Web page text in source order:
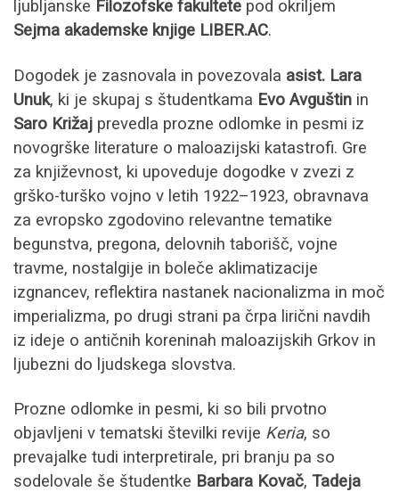
ljubljanske Filozofske fakultete pod okriljem
Sejma akademske knjige LIBER.AC.
Dogodek je zasnovala in povezovala asist. Lara
Unuk, ki je skupaj s študentkama Evo Avguštin in
Saro Križaj prevedla prozne odlomke in pesmi iz
novogrške literature o maloazijski katastrofi. Gre
za književnost, ki upoveduje dogodke v zvezi z
grško-turško vojno v letih 1922–1923, obravnava
za evropsko zgodovino relevantne tematike
begunstva, pregona, delovnih taborišč, vojne
travme, nostalgije in boleče aklimatizacije
izgnancev, reflektira nastanek nacionalizma in moč
imperializma, po drugi strani pa črpa lirični navdih
iz ideje o antičnih koreninah maloazijskih Grkov in
ljubezni do ljudskega slovstva.
Prozne odlomke in pesmi, ki so bili prvotno
objavljeni v tematski številki revije Keria, so
prevajalke tudi interpretirale, pri branju pa so
sodelovale še študentke Barbara Kovač, Tadeja